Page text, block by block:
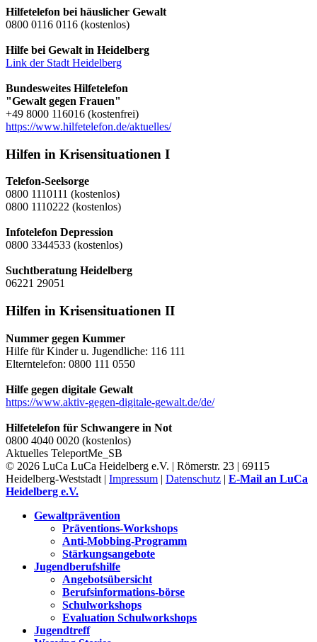
Hilfetelefon bei häuslicher Gewalt
0800 0116 0116 (kostenlos)
Hilfe bei Gewalt in Heidelberg
Link der Stadt Heidelberg
Bundesweites Hilfetelefon
"Gewalt gegen Frauen"
+49 8000 116016 (kostenfrei)
https://www.hilfetelefon.de/aktuelles/
Hilfen in Krisensituationen I
Telefon-Seelsorge
0800 1110111 (kostenlos)
0800 1110222 (kostenlos)
Infotelefon Depression
0800 3344533 (kostenlos)
Suchtberatung Heidelberg
06221 29051
Hilfen in Krisensituationen II
Nummer gegen Kummer
Hilfe für Kinder u. Jugendliche: 116 111
Elterntelefon: 0800 111 0550
Hilfe gegen digitale Gewalt
https://www.aktiv-gegen-digitale-gewalt.de/de/
Hilfetelefon für Schwangere in Not
0800 4040 0020 (kostenlos)
Aktuelles TeleportMe_SB
© 2026 LuCa LuCa Heidelberg e.V. | Römerstr. 23 | 69115
Heidelberg-Weststadt | Impressum | Datenschutz | E-Mail an LuCa
Heidelberg e.V.
Gewaltprävention
Präventions-Workshops
Anti-Mobbing-Programm
Stärkungsangebote
Jugendberufshilfe
Angebotsübersicht
Berufsinformations-börse
Schulworkshops
Evaluation Schulworkshops
Jugendtreff